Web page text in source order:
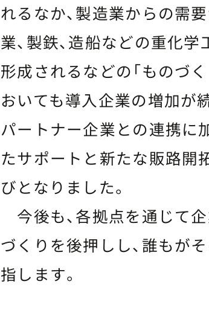
れるなか、製造業からの需
業、製鉄、造船などの重化
形成されるなどの「ものづ
おいても導入企業の増加が
パートナー企業との連携に
たサポートと新たな販路開
びとなりました。
今後も、各拠点を通じて
づくりを後押しし、誰もが
指します。